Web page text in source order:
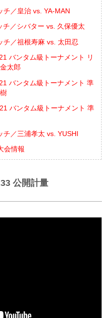
チ／皇治 vs. YA-MAN
／シバター vs. 久保優太
チ／祖根寿麻 vs. 太田忍
バンタム級トーナメント リ
太郎
バンタム級トーナメント 準
バンタム級トーナメント 準
チ／三浦孝太 vs. YUSHI
会情報
公開計量